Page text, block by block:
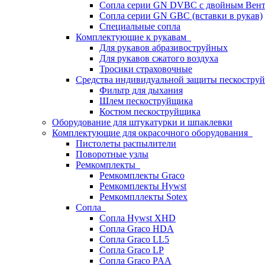
Сопла серии GN DVBC с двойным
Сопла серии GN GBC (вставки в рукав)
Специальные сопла
Комплектующие к рукавам
Для рукавов абразивоструйных
Для рукавов сжатого воздуха
Тросики страховочные
Средства индивидуальной защиты
Фильтр для дыхания
Шлем пескоструйщика
Костюм пескоструйщика
Оборудование для штукатурки и шпаклевки
Комплектующие для окрасочного оборудования
Пистолеты распылители
Поворотные узлы
Ремкомплекты
Ремкомплекты Graco
Ремкомплекты Hywst
Ремкомпллекты Sotex
Сопла
Сопла Hywst XHD
Сопла Graco HDA
Сопла Graco LL5
Сопла Graco LP
Сопла Graco PAA